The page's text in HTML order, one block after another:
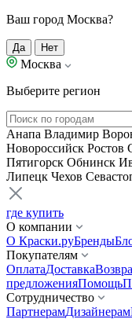
Ваш город Москва?
Да Нет
Москва
Выберите регион
Анапа Владимир
Новороссийск Ростов
Пятигорск Обнинск
Липецк Чехов
где купить
О компании
О Краски.руБренды
Покупателям
ОплатаДоставка
предложенияПомощь
Сотрудничество
ПартнерамДизайнерам